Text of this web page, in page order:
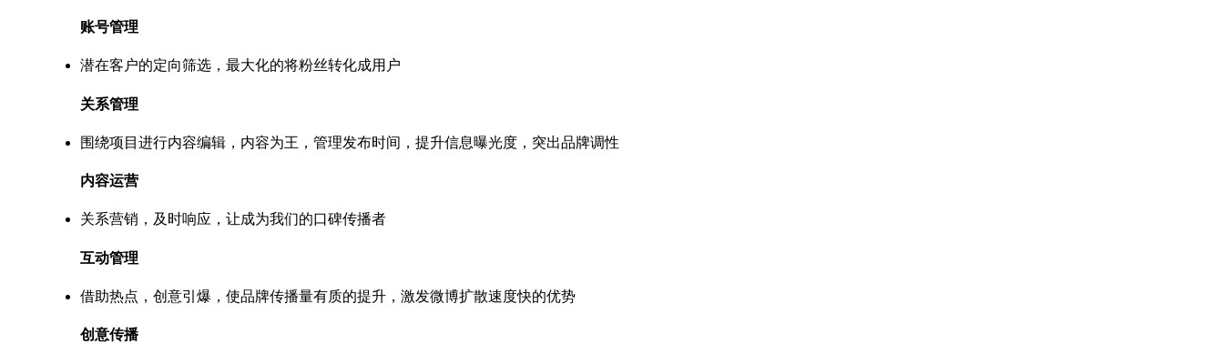
账号管理
潜在客户的定向筛选，最大化的将粉丝转化成用户
关系管理
围绕项目进行内容编辑，内容为王，管理发布时间，提升信息曝光度，突出品牌调性
内容运营
关系营销，及时响应，让成为我们的口碑传播者
互动管理
借助热点，创意引爆，使品牌传播量有质的提升，激发微博扩散速度快的优势
创意传播